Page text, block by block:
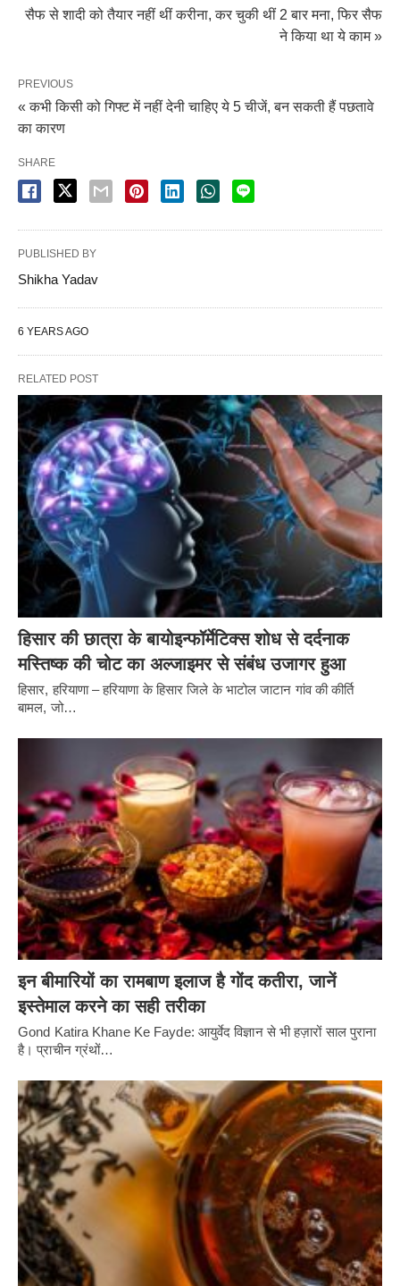
सैफ से शादी को तैयार नहीं थीं करीना, कर चुकी थीं 2 बार मना, फिर सैफ
ने किया था ये काम »
PREVIOUS
« कभी किसी को गिफ्ट में नहीं देनी चाहिए ये 5 चीजें, बन सकती हैं पछतावे
का कारण
SHARE
PUBLISHED BY
Shikha Yadav
6 YEARS AGO
RELATED POST
हिसार की छात्रा के बायोइन्फॉर्मेटिक्स शोध से दर्दनाक
मस्तिष्क की चोट का अल्जाइमर से संबंध उजागर हुआ
हिसार, हरियाणा – हरियाणा के हिसार जिले के भाटोल जाटान गांव की कीर्ति
बामल, जो…
इन बीमारियों का रामबाण इलाज है गोंद कतीरा, जानें
इस्तेमाल करने का सही तरीका
Gond Katira Khane Ke Fayde: आयुर्वेद विज्ञान से भी हज़ारों साल पुराना
है। प्राचीन ग्रंथों…